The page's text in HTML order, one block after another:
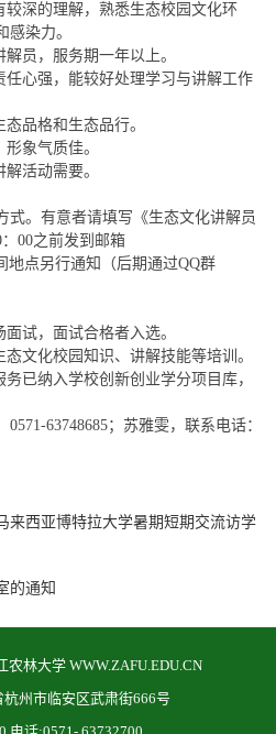
较深的理解，熟悉生态校园文化环
染力。
员，服务期一年以上。
任心强，能较好处理学习与讲解工作
品格和生态品行。
象气质佳。
活动需要。
式。有意者请填写《生态文化讲解员
00之前发到邮箱
地点另行通知（后期通过QQ群
试，面试合格者入选。
文化校园知识、讲解技能等培训。
已纳入学校创新创业学分项目库，
63748685；苏雅雯，联系电话：
来西亚博特拉大学暑期短期交流访学
的通知
农林大学 WWW.ZAFU.EDU.CN
州市临安区武肃街666号